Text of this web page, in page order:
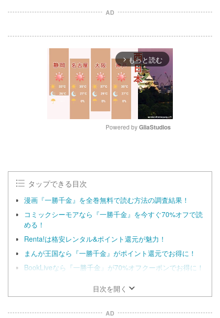
AD
arrow_forward_ios もっと読む
Powered by GliaStudios
タップできる目次
漫画『一勝千金』を全巻無料で読む方法の調査結果！
コミックシーモアなら『一勝千金』を今すぐ70%オフで読
める！
Renta!は格安レンタル&ポイント還元が魅力！
まんが王国なら『一勝千金』がポイント還元でお得に！
BookLiveなら『一勝千金』が70%オフクーポンでお得に！
目次を開く
AD